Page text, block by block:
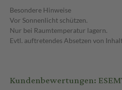
Besondere Hinweise
Vor Sonnenlicht schützen.
Nur bei Raumtemperatur lagern.
Evtl. auftretendes Absetzen von
Kundenbewertungen: